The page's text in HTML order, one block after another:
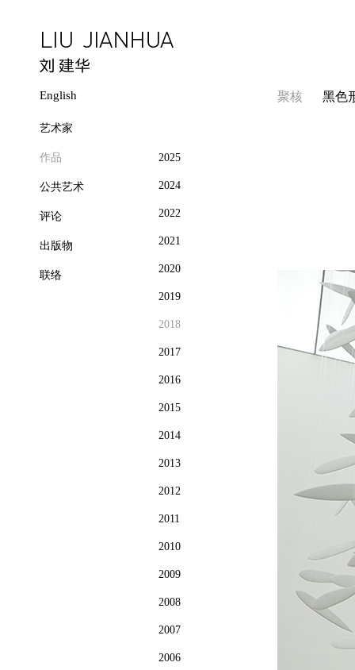
English
艺术家
作品 2025
2024
2022
2021
2020
2019
2018
2017
2016
2015
2014
2013
2012
2011
2010
2009
2008
2007
2006
公共艺术
评论
出版物
联络
聚核 黑色